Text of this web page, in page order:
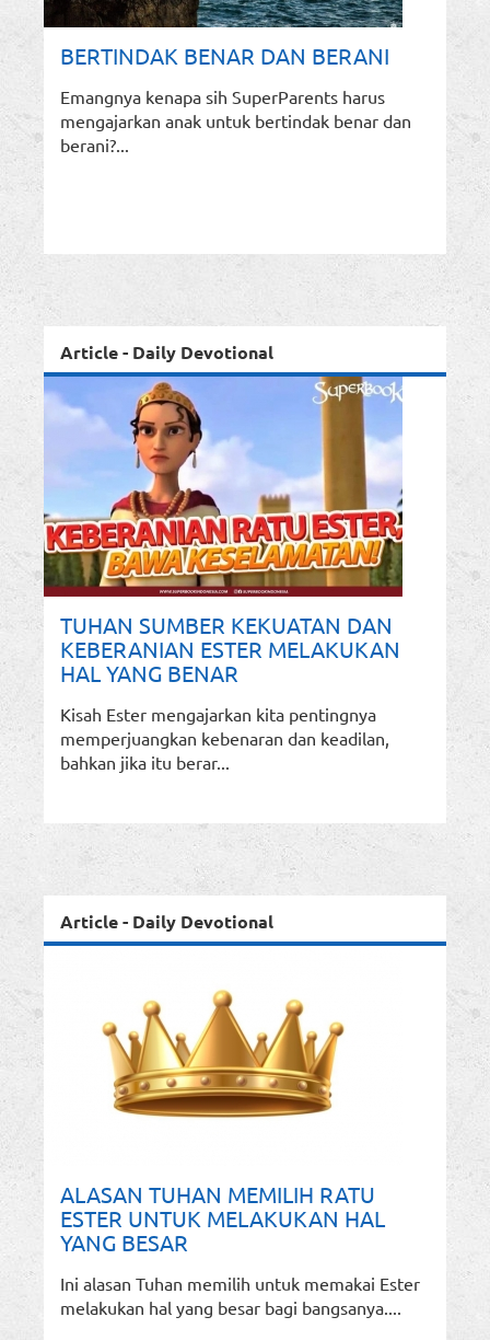
BERTINDAK BENAR DAN BERANI
Emangnya kenapa sih SuperParents harus
mengajarkan anak untuk bertindak benar dan
berani?...
Article - Daily Devotional
TUHAN SUMBER KEKUATAN DAN
KEBERANIAN ESTER MELAKUKAN
HAL YANG BENAR
Kisah Ester mengajarkan kita pentingnya
memperjuangkan kebenaran dan keadilan,
bahkan jika itu berar...
Article - Daily Devotional
ALASAN TUHAN MEMILIH RATU
ESTER UNTUK MELAKUKAN HAL
YANG BESAR
Ini alasan Tuhan memilih untuk memakai Ester
melakukan hal yang besar bagi bangsanya....